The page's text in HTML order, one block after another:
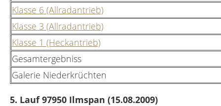
Klasse 6 (Allradantrieb)
Klasse 3 (Allradantrieb)
Klasse 1 (Heckantrieb)
Gesamtergebniss
Galerie Niederkrüchten
5. Lauf 97950 Ilmspan (15.08.2009)